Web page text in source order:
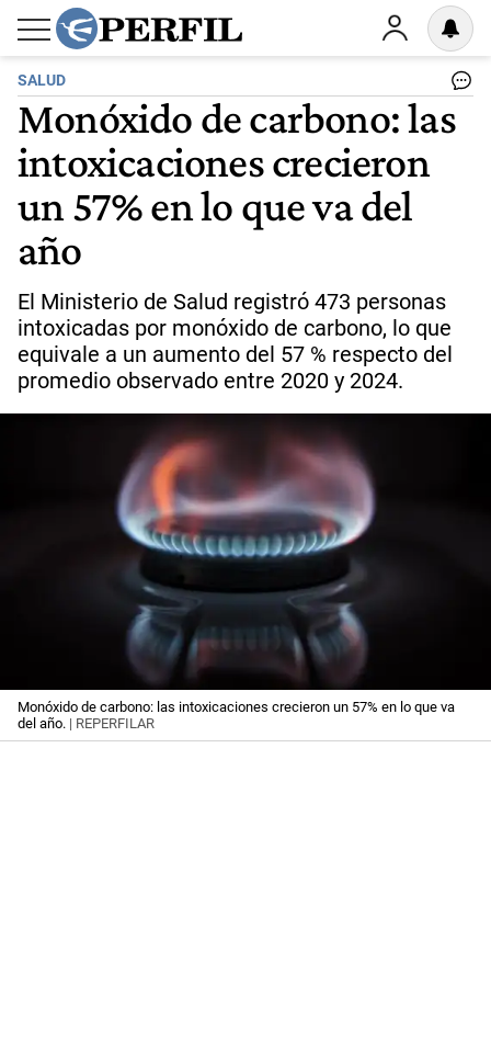
SALUD
Monóxido de carbono: las
intoxicaciones crecieron
un 57% en lo que va del
año
El Ministerio de Salud registró 473 personas
intoxicadas por monóxido de carbono, lo que
equivale a un aumento del 57 % respecto del
promedio observado entre 2020 y 2024.
Monóxido de carbono: las intoxicaciones crecieron un 57% en lo que va
del año. | REPERFILAR